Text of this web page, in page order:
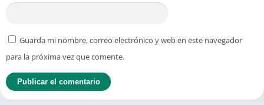
Guarda mi nombre, correo electrónico y web en este navegador
para la próxima vez que comente.